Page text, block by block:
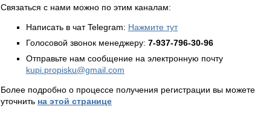
Связаться с нами можно по этим каналам:
Написать в чат Telegram: Нажмите тут
Голосовой звонок менеджеру: 7-937-796-30-96
Отправьте нам сообщение на электронную почту
kupi.propisku@gmail.com
Более подробно о процессе получения регистрации вы можете
уточнить на этой странице